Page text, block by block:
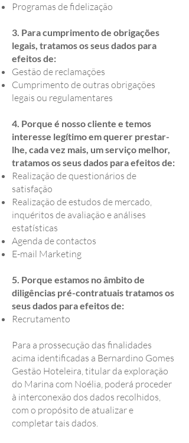
Programas de fidelização
3. Para cumprimento de obrigações
legais, tratamos os seus dados para
efeitos de:
Gestão de reclamações
Cumprimento de outras obrigações
legais ou regulamentares
4. Porque é nosso cliente e temos
interesse legítimo em querer prestar-
lhe, cada vez mais, um serviço melhor,
tratamos os seus dados para efeitos de:
Realização de questionários de
satisfação
Realização de estudos de mercado,
inquéritos de avaliação e análises
estatísticas
Agenda de contactos
E-mail Marketing
5. Porque estamos no âmbito de
diligências pré-contratuais tratamos os
seus dados para efeitos de:
Recrutamento
Para a prossecução das finalidades
acima identificadas a Bernardino Gomes
Gestão Hoteleira, titular da exploração
do Marina com Noélia, poderá proceder
à interconexão dos dados recolhidos,
com o propósito de atualizar e
completar tais dados.